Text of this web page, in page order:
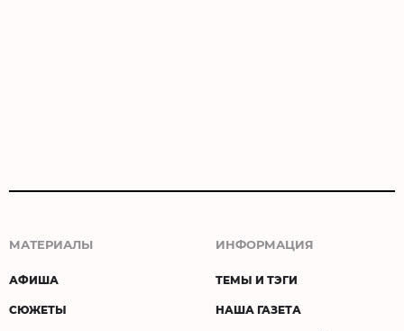
МАТЕРИАЛЫ
АФИША
СЮЖЕТЫ
ИНФОРМАЦИЯ
ТЕМЫ И ТЭГИ
НАША ГАЗЕТА